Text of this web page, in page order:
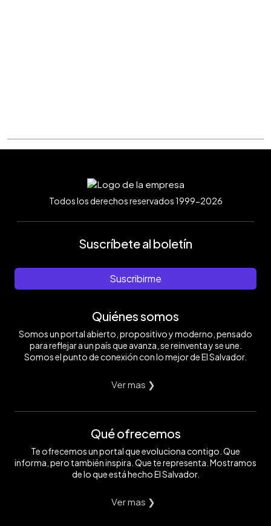
Todos los derechos reservados 1999-2026
Suscríbete al boletín
Suscribirme
Quiénes somos
Somos un portal abierto, propositivo y moderno, pensado
para reflejar a un país que avanza, se reinventa y se une.
Somos el punto de conexión con lo mejor de El Salvador.
Ver mas ❯
Qué ofrecemos
Te ofrecemos un portal que evoluciona contigo. Que
informa, pero también inspira. Que te representa. Mostramos
de lo que está hecho El Salvador.
Ver mas ❯